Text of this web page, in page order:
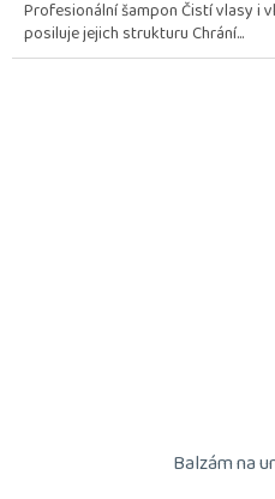
Profesionální šampon Čistí vlasy i
posiluje jejich strukturu Chrání...
Balzám na